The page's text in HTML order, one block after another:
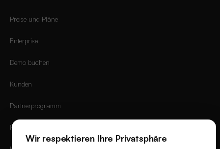
Preise und Pläne
Enterprise
Demo buchen
Kunden
Partnerprogramm
Karriere
Wir respektieren Ihre Privatsphäre